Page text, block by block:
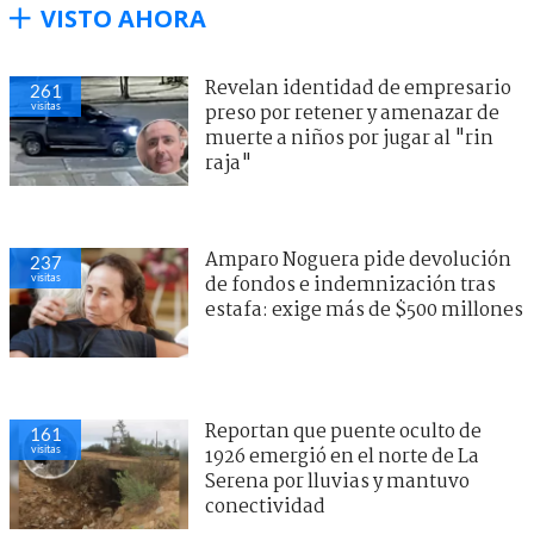
VISTO AHORA
261
visitas
Revelan identidad de empresario
preso por retener y amenazar de
muerte a niños por jugar al "rin
raja"
237
visitas
Amparo Noguera pide devolución
de fondos e indemnización tras
estafa: exige más de $500 millones
161
visitas
Reportan que puente oculto de
1926 emergió en el norte de La
Serena por lluvias y mantuvo
conectividad